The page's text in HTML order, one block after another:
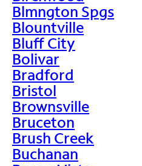
Blmngton Spgs
Blountville
Bluff City
Bolivar
Bradford
Bristol
Brownsville
Bruceton
Brush Creek
Buchanan